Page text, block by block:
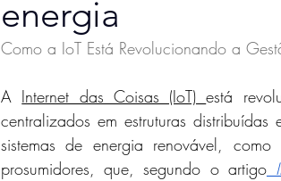
energia
Como a IoT Está Revolucionando a
A Internet das Coisas (IoT) está
centralizados em estruturas
sistemas de energia renovável,
prosumidores, que, segundo o artigo